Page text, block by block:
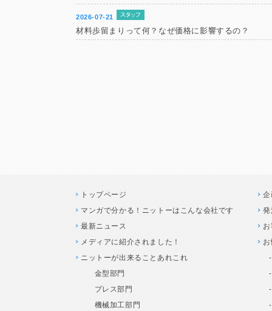
2026-07-21
材料歩留まりって何？なぜ価格に影響するの？
トップページ
マンガで分かる！ニットーはこんな会社です
最新ニュース
メディアに紹介されました！
ニットーが出来ることあれこれ
金型部門
プレス部門
機械加工部門
企
発
お
お